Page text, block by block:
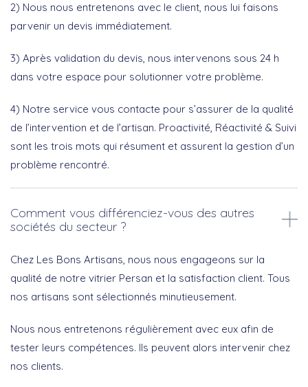
2) Nous nous entretenons avec le client, nous lui faisons
parvenir un devis immédiatement.
3) Après validation du devis, nous intervenons sous 24 h
dans votre espace pour solutionner votre problème.
4) Notre service vous contacte pour s’assurer de la qualité
de l’intervention et de l’artisan. Proactivité, Réactivité & Suivi
sont les trois mots qui résument et assurent la gestion d’un
problème rencontré.
Comment vous différenciez-vous des autres
sociétés du secteur ?
Chez Les Bons Artisans, nous nous engageons sur la
qualité de notre vitrier Persan et la satisfaction client. Tous
nos artisans sont sélectionnés minutieusement.
Nous nous entretenons régulièrement avec eux afin de
tester leurs compétences. Ils peuvent alors intervenir chez
nos clients.